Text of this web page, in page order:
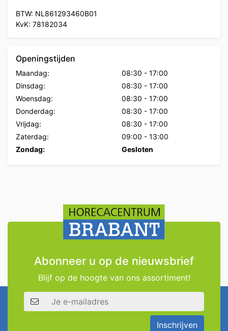
BTW: NL861293460B01
KvK: 78182034
Openingstijden
Maandag: 08:30 - 17:00
Dinsdag:
08:30 - 17:00
Woensdag:
08:30 - 17:00
Donderdag:
08:30 - 17:00
Vrijdag:
08:30 - 17:00
Zaterdag:
09:00 - 13:00
Zondag:
Gesloten
Abonneer u op de nieuwsbrief
Blijf op de hoogte van ons assortiment!
E-mailadres
Inschrijven